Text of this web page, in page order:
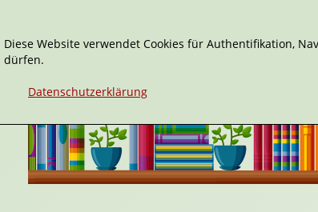
Diese Website verwendet Cookies für Authentifikation,
dürfen.
Datenschutzerklärung